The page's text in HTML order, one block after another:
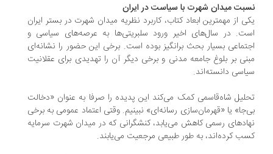
میدان شهرت با سیاست در ایران
از مهمترین ابعاد کتاب، کاربرد نظریه میدان شهرت در بستر ایران
در سال‌های اخیر ورود سلبریتی‌ها به عرصه‌های سیاسی و
بسیار بحث‌ برانگیز بوده است. برخی این حضور را نشانه‌ای
بر بلوغ جامعه مدنی و برخی دیگر آن را تهدیدی برای عقلانیت
دانسته‌اند.
شاه‌قاسمی کمک می‌کند این پدیده را صرفا به عنوان «دخالت
یا «قهرمان‌سازی رسانه‌ای» نبینیم. وقتی اعتماد عمومی به برخی
رسمی کاهش می‌یابد، کنشگرانی که در میدان شهرت سرمایه
کرده‌اند، به طور طبیعی مرجعیت می‌یابند.